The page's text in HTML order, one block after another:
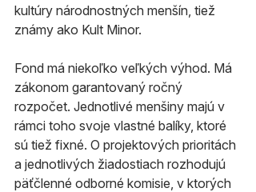
kultúry národnostných menšín, tiež
známy ako Kult Minor.
Fond má niekoľko veľkých výhod. Má
zákonom garantovaný ročný
rozpočet. Jednotlivé menšiny majú v
rámci toho svoje vlastné balíky, ktoré
sú tiež fixné. O projektových prioritách
a jednotlivých žiadostiach rozhodujú
päťčlenné odborné komisie, v ktorých